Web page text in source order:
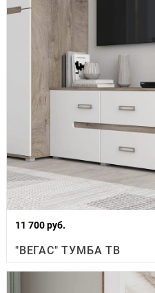
11 700 руб.
"ВЕГАС" ТУМБА ТВ